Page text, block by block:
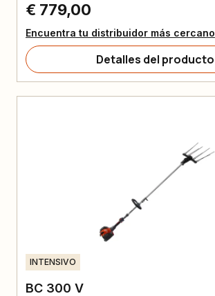
€ 779,00
Encuentra tu distribuidor más cercano
Detalles del producto
INTENSIVO
BC 300 V